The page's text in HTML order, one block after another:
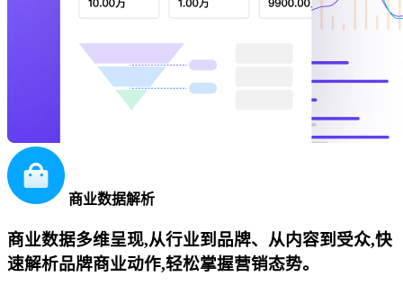
商业数据解析
商业数据多维呈现,从行业到品牌、从内容到受众,快
速解析品牌商业动作,轻松掌握营销态势。